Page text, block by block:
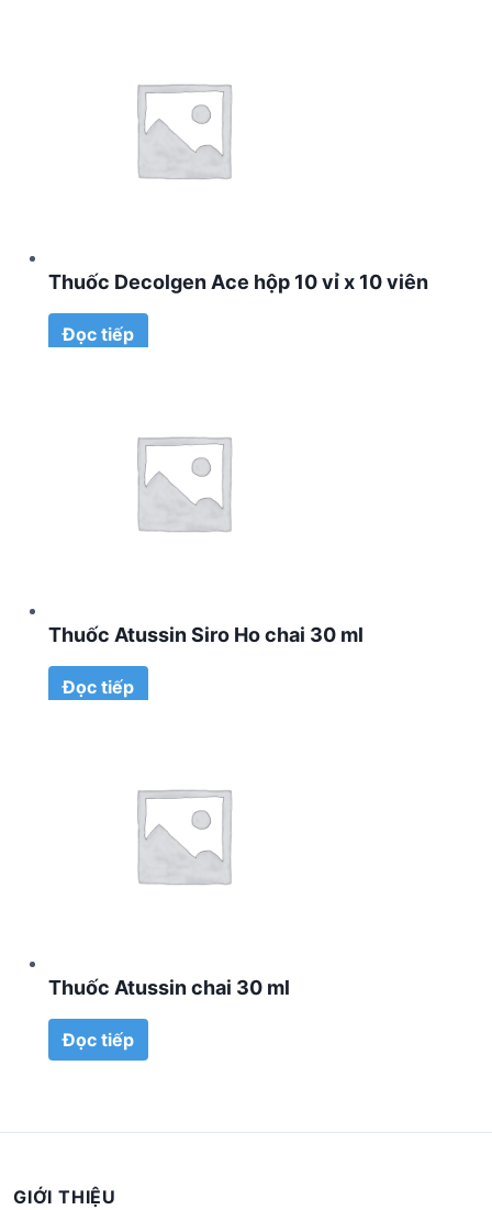
Thuốc Decolgen Ace hộp 10 vỉ x 10 viên
Đọc tiếp
Thuốc Atussin Siro Ho chai 30 ml
Đọc tiếp
Thuốc Atussin chai 30 ml
Đọc tiếp
GIỚI THIỆU